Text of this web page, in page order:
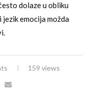
dolaze u obliku
jezik emocija možda
159 views